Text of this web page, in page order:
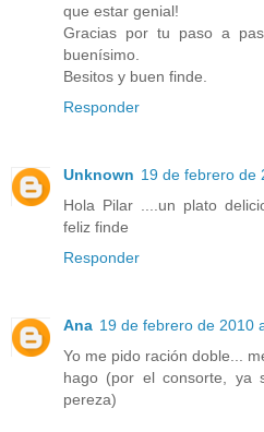
que estar genial!
Gracias por tu paso a
buenísimo.
Besitos y buen finde.
Responder
Unknown 19 de febrero de
Hola Pilar ....un plato
feliz finde
Responder
Ana 19 de febrero de 2010
Yo me pido ración doble...
hago (por el consorte, ya
pereza)